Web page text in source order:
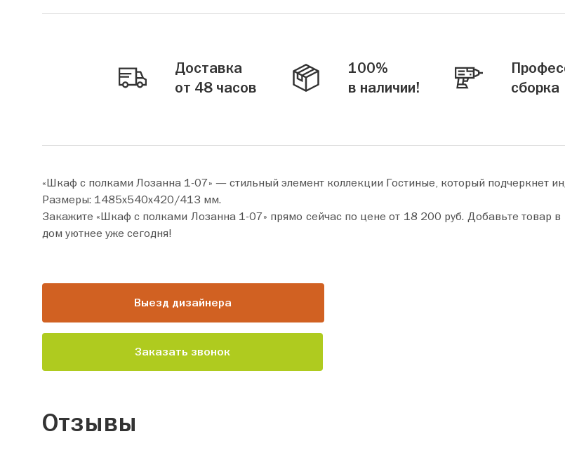
Доставка
от 48 часов
100%
в наличии!
сборка
«Шкаф с полками Лозанна 1-07» — стильный элемент коллекции Гостиные, который подчеркнет
Размеры: 1485х540х420/413 мм.
Закажите «Шкаф с полками Лозанна 1-07» прямо сейчас по цене от 18 200 руб. Добавьте товар в корзину и оформите покупку всего за пару минут. Сделайте ваш
дом уютнее уже сегодня!
Выезд дизайнера
Заказать звонок
Отзывы